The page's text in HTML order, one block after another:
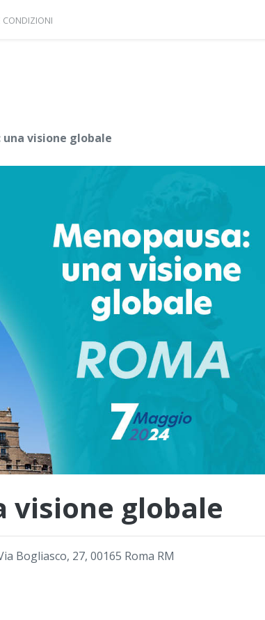
CONDIZIONI
una visione globale
visione globale
Bogliasco, 27, 00165 Roma RM